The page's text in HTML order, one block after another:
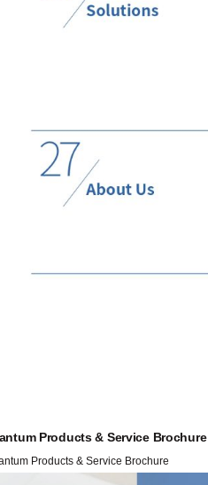
Products & Service Brochure
Products & Service Brochure